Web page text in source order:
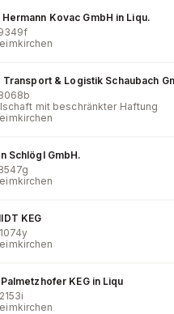
Hermann Kovac GmbH in Liqu.
Transport & Logistik Schaubach
mit beschränkter Haftung
Schlögl GmbH.
KEG
KEG in Liqu